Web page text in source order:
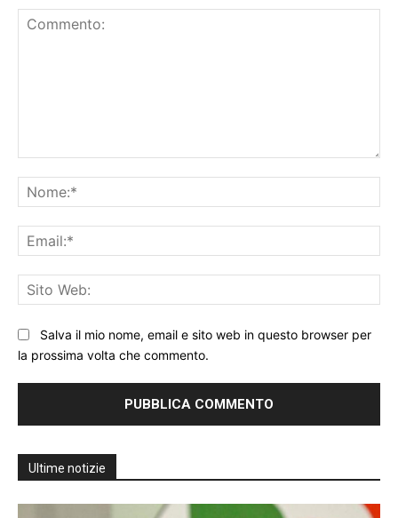
Salva il mio nome, email e sito web in questo browser per
la prossima volta che commento.
Ultime notizie